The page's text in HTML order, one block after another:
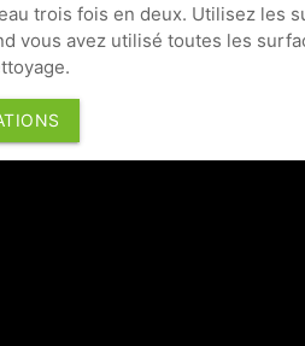
trois fois en deux. Utilisez les
vous avez utilisé toutes les